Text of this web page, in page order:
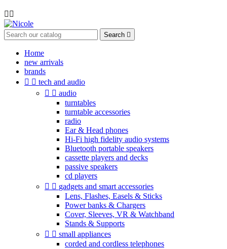

Search 
Home
new arrivals
brands
  tech and audio
  audio
turntables
turntable accessories
radio
Ear & Head phones
Hi-Fi high fidelity audio systems
Bluetooth portable speakers
cassette players and decks
passive speakers
cd players
  gadgets and smart accessories
Lens, Flashes, Easels & Sticks
Power banks & Chargers
Cover, Sleeves, VR & Watchband
Stands & Supports
  small appliances
corded and cordless telephones